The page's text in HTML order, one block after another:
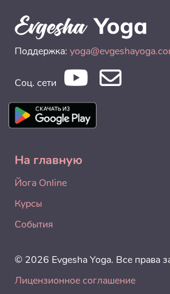
Поддержка:
Соц. сети
На главную
Йога Online
Курсы
События
© 2026 Evgesha Yoga. Все права
Лицензионное соглашение